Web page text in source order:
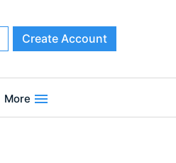
Create Account
More